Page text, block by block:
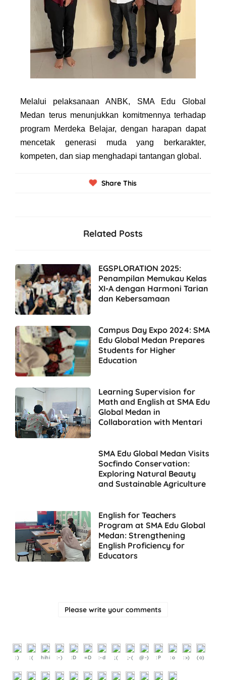
Melalui pelaksanaan ANBK, SMA Edu Global
Medan terus menunjukkan komitmennya terhadap
program Merdeka Belajar, dengan harapan dapat
mencetak generasi muda yang berkarakter,
kompeten, dan siap menghadapi tantangan global.
Share This
Related Posts
EGSPLORATION 2025:
Penampilan Memukau Kelas
XI-A dengan Harmoni Tarian
dan Kebersamaan
Campus Day Expo 2024: SMA
Edu Global Medan Prepares
Students for Higher
Education
Learning Supervision for
Math and English at SMA Edu
Global Medan in
Collaboration with Mentari
SMA Edu Global Medan Visits
Socfindo Conservation:
Exploring Natural Beauty
and Sustainable Agriculture
English for Teachers
Program at SMA Edu Global
Medan: Strengthening
English Proficiency for
Educators
Please write your comments
:) :( hihi :-) :D =D :-d ;( ;-( @-) :P :o :>) (o)